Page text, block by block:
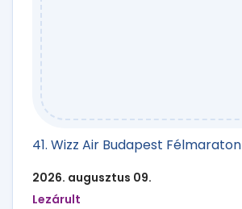
41. Wizz Air Budapest Félmaraton
2026. augusztus 09.
Lezárult